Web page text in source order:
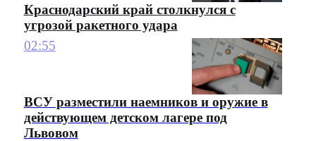
Краснодарский край столкнулся с
угрозой ракетного удара
02:55
ВСУ разместили наемников и оружие в
действующем детском лагере под
Львовом